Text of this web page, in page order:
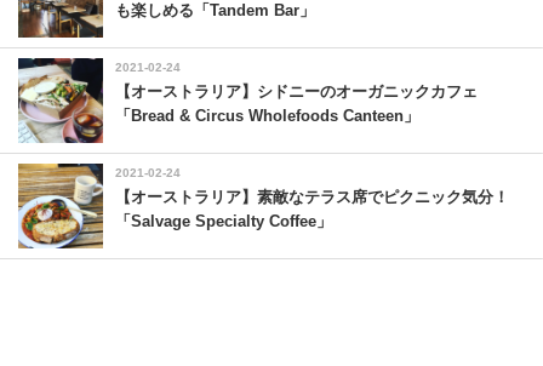
も楽しめる「Tandem Bar」
2021-02-24
【オーストラリア】シドニーのオーガニックカフェ
「Bread & Circus Wholefoods Canteen」
2021-02-24
【オーストラリア】素敵なテラス席でピクニック気分！
「Salvage Specialty Coffee」